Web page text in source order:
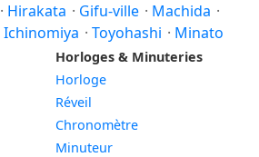
· Hirakata · Gifu-ville · Machida ·
Ichinomiya · Toyohashi · Minato
Horloges & Minuteries
Horloge
Réveil
Chronomètre
Minuteur